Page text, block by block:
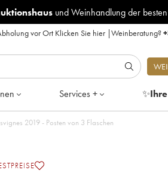
und Weinhandlung der
vor Ort Klicken Sie hier|Weinberatung?
Services + ✨
Morgon Javernières Les Impénitents Louis-Claude Desvignes 2019 - Posten von 3 Flaschen